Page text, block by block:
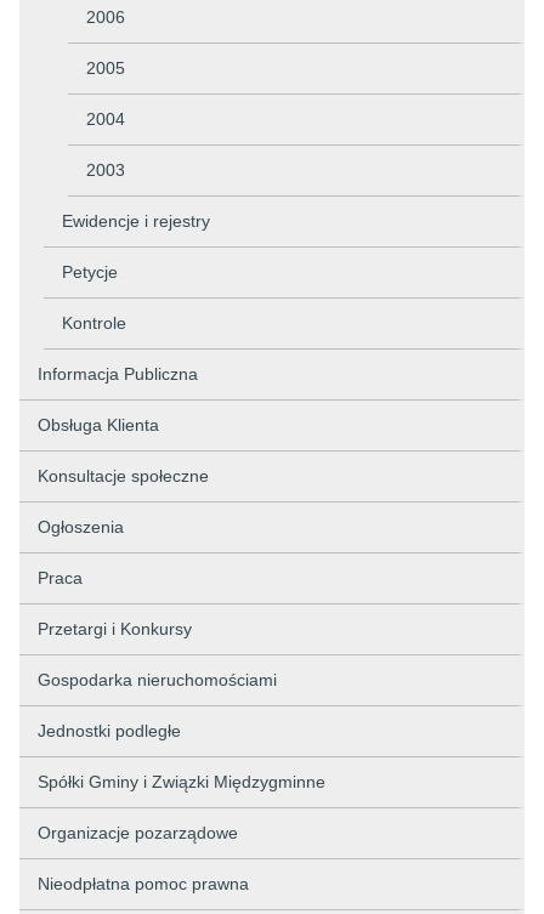
2006
2005
2004
2003
Ewidencje i rejestry
Petycje
Kontrole
Informacja Publiczna
Obsługa Klienta
Konsultacje społeczne
Ogłoszenia
Praca
Przetargi i Konkursy
Gospodarka nieruchomościami
Jednostki podległe
Spółki Gminy i Związki Międzygminne
Organizacje pozarządowe
Nieodpłatna pomoc prawna